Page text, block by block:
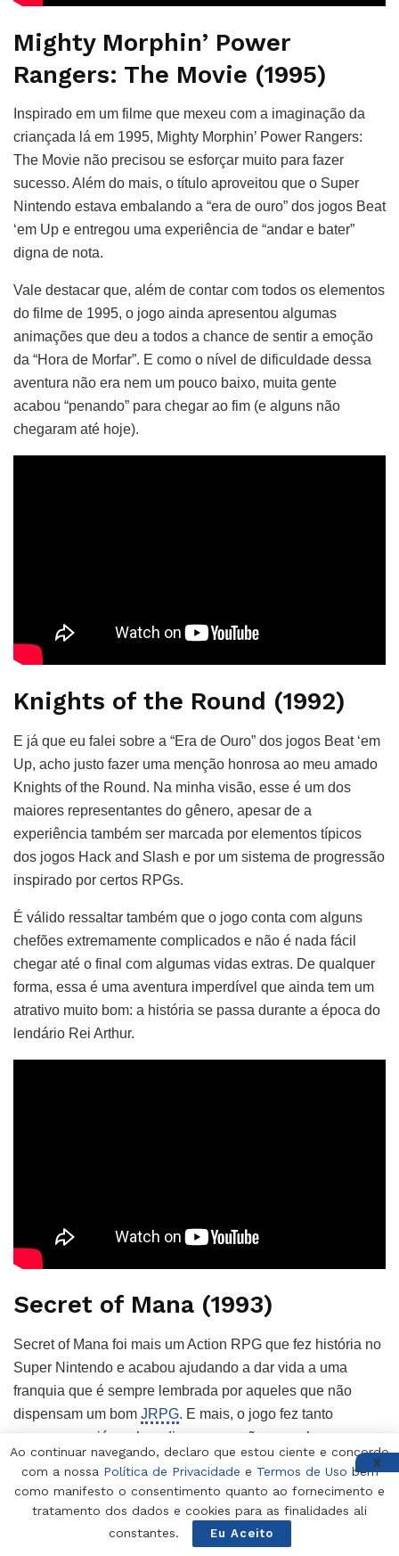
Mighty Morphin’ Power
Rangers: The Movie (1995)
Inspirado em um filme que mexeu com a imaginação da
criançada lá em 1995, Mighty Morphin’ Power Rangers:
The Movie não precisou se esforçar muito para fazer
sucesso. Além do mais, o título aproveitou que o Super
Nintendo estava embalando a “era de ouro” dos jogos Beat
‘em Up e entregou uma experiência de “andar e bater”
digna de nota.
Vale destacar que, além de contar com todos os elementos
do filme de 1995, o jogo ainda apresentou algumas
animações que deu a todos a chance de sentir a emoção
da “Hora de Morfar”. E como o nível de dificuldade dessa
aventura não era nem um pouco baixo, muita gente
acabou “penando” para chegar ao fim (e alguns não
chegaram até hoje).
Knights of the Round (1992)
E já que eu falei sobre a “Era de Ouro” dos jogos Beat ‘em
Up, acho justo fazer uma menção honrosa ao meu amado
Knights of the Round. Na minha visão, esse é um dos
maiores representantes do gênero, apesar de a
experiência também ser marcada por elementos típicos
dos jogos Hack and Slash e por um sistema de progressão
inspirado por certos RPGs.
É válido ressaltar também que o jogo conta com alguns
chefões extremamente complicados e não é nada fácil
chegar até o final com algumas vidas extras. De qualquer
forma, essa é uma aventura imperdível que ainda tem um
atrativo muito bom: a história se passa durante a época do
lendário Rei Arthur.
Secret of Mana (1993)
Secret of Mana foi mais um Action RPG que fez história no
Super Nintendo e acabou ajudando a dar vida a uma
franquia que é sempre lembrada por aqueles que não
dispensam um bom JRPG. E mais, o jogo fez tanto
sucesso que já ganhou diversas versões remake e
remaster.
De modo geral, podemos dizer que essa aventura
estabeleceu as bases para os jogos da série que vieram
na sequência e apresentou elementos que todos os fãs
Ao continuar navegando, declaro que estou ciente e concordo
com a nossa Política de Privacidade e Termos de Uso bem
como manifesto o consentimento quanto ao fornecimento e
tratamento dos dados e cookies para as finalidades ali
constantes.
Eu Aceito
X